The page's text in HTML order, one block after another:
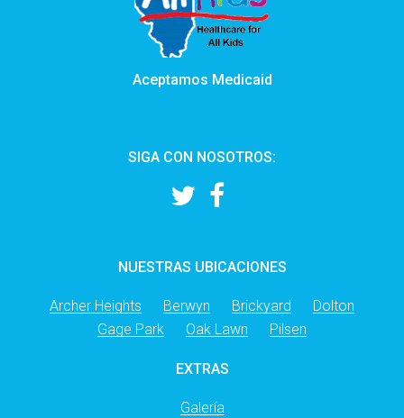
Aceptamos Medicaid
SIGA CON NOSOTROS:
NUESTRAS UBICACIONES
Archer Heights Berwyn Brickyard
Dolton
Gage Park
Oak Lawn Pilsen
EXTRAS
Galería